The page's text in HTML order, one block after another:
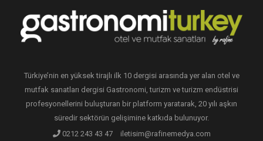
Türkiye’nin en yüksek tirajlı ilk 10 dergisi arasında yer alan otel ve
mutfak sanatları dergisi Gastronomi, turizm ve turizm endüstrisi
profesyonellerini buluşturan bir platform yaratarak, 20 yılı aşkın
süredir sektörün gelişimine katkıda bulunuyor.
0212 243 43 47
iletisim@rafinemedya.com